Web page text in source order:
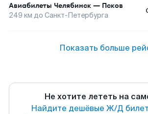
Авиабилеты Челябинск — Псков
249 км до Санкт-Петербурга
Показать больше
Не хотите лететь на
Найдите дешёвые Ж/Д